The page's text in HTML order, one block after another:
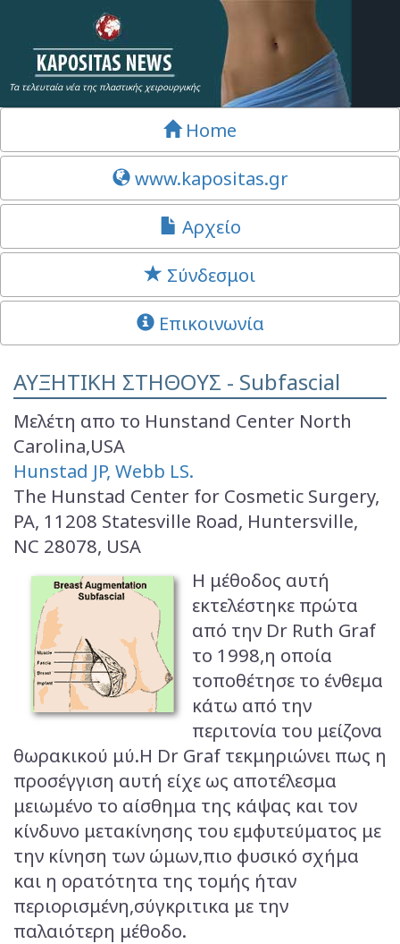
Τα τελευταία νέα της πλαστικής χειρουργικής
Home
www.kapositas.gr
Αρχείο
Σύνδεσμοι
Επικοινωνία
ΑΥΞΗΤΙΚΗ ΣΤΗΘΟΥΣ - Subfascial
Μελέτη απο το Hunstand Center North
Carolina,USA
Hunstad JP, Webb LS.
The Hunstad Center for Cosmetic Surgery,
PA, 11208 Statesville Road, Huntersville,
NC 28078, USA
Η μέθοδος αυτή
εκτελέστηκε πρώτα
από την Dr Ruth Graf
το 1998,η οποία
τοποθέτησε το ένθεμα
κάτω από την
περιτονία του μείζονα
θωρακικού μύ.Η Dr Graf τεκμηριώνει πως η
προσέγγιση αυτή είχε ως αποτέλεσμα
μειωμένο το αίσθημα της κάψας και τον
κίνδυνο μετακίνησης του εμφυτεύματος με
την κίνηση των ώμων,πιο φυσικό σχήμα
και η ορατότητα της τομής ήταν
περιορισμένη,σύγκριτικα με την
παλαιότερη μέθοδο.